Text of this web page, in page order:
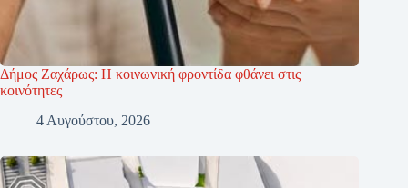
Δήμος Ζαχάρως: Η κοινωνική φροντίδα φθάνει στις
κοινότητες
4 Αυγούστου, 2026